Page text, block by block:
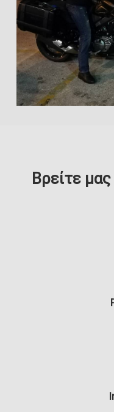
Βρείτε